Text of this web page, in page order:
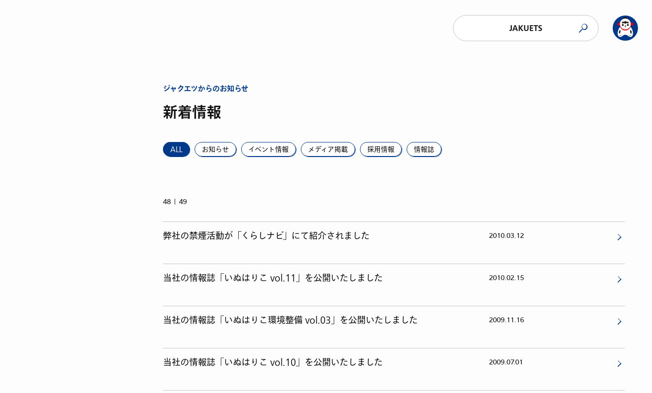
JAKUETS
ジャクエツからのお知らせ
新着情報
ALL お知らせ イベント情報 メディア掲載 採用情報 情報誌
48 49
弊社の禁煙活動が「くらしナビ」にて紹介されました 2010.03.12
当社の情報誌「いぬはりこ vol.11」を公開いたしました 2010.02.15
当社の情報誌「いぬはりこ環境整備 vol.03」を公開いたしました 2009.11.16
当社の情報誌「いぬはりこ vol.10」を公開いたしました 2009.07.01